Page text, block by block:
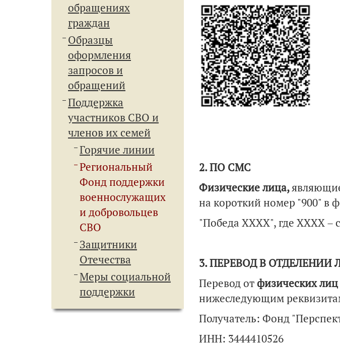
обращениях
граждан
Образцы
оформления
запросов и
обращений
Поддержка
участников СВО и
членов их семей
Горячие линии
Региональный
Фонд поддержки
военнослужащих
и добровольцев
СВО
Защитники
Отечества
Меры социальной
поддержки
2. ПО СМС
Физические лица,
на короткий номер "900" в
"Победа ХХХХ", где ХХХХ –
3. ПЕРЕВОД В
Перевод отфизических лиц
нижеследующим
Получатель: Фонд
ИНН: 3444410526